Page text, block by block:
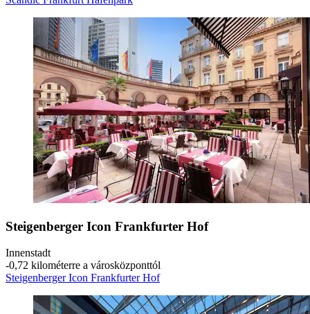
Steigenberger Icon Frankfurter Hof
Innenstadt
‐0,72 kilométerre a városközponttól
Steigenberger Icon Frankfurter Hof